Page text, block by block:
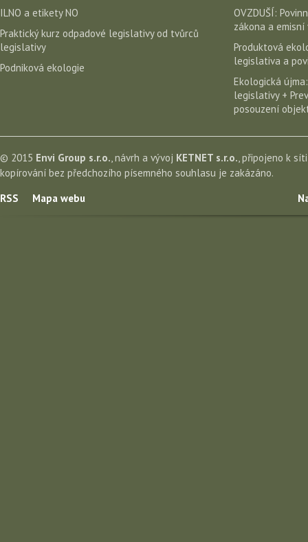
ILNO a etikety NO
Praktický kurz odpadové legislativy od tvůrců
legislativy
Podniková ekologie
OVZDUŠÍ:
zákona a emisní
Produktová
legislativa a
Ekologická
legislativy +
posouzení
© 2015 Envi Group s.r.o., návrh a vývoj KETNET s.r.o., připojeno k
kopírování bez předchozího písemného souhlasu je zakázáno.
RSS
Mapa webu